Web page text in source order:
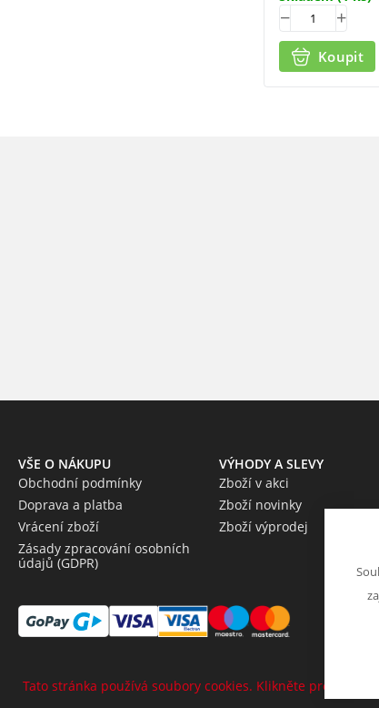
Koupit
VŠE O NÁKUPU
Obchodní podmínky
Doprava a platba
Vrácení zboží
Zásady zpracování osobních
údajů (GDPR)
VÝHODY A SLEVY
Zboží v akci
Zboží novinky
Zboží výprodej
Tato stránka používá soubory cookies. Klikněte pro více